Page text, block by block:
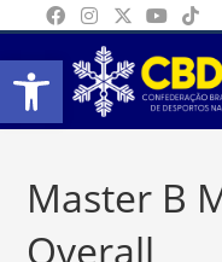
Abrir a
Master B
Overall